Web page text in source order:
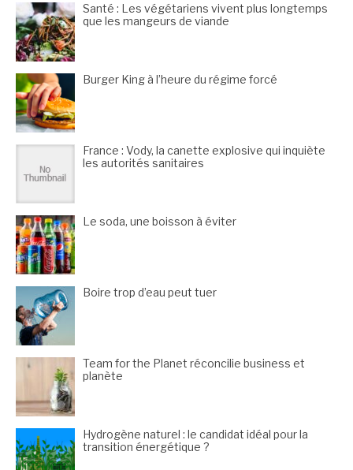
Santé : Les végétariens vivent plus longtemps
que les mangeurs de viande
Burger King à l’heure du régime forcé
France : Vody, la canette explosive qui inquiète
les autorités sanitaires
Le soda, une boisson à éviter
Boire trop d’eau peut tuer
Team for the Planet réconcilie business et
planète
Hydrogène naturel : le candidat idéal pour la
transition énergétique ?